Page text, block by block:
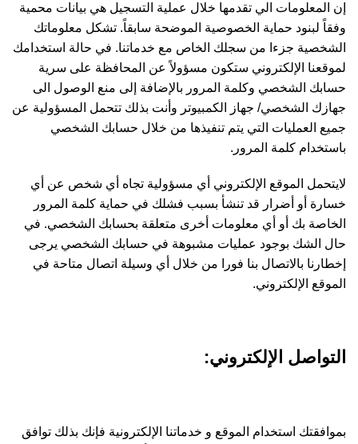
إن المعلومات الي تقدمها خلال عملية التسجيل هي بيانات محمية
وفقاً لبنود حماية الخصوصية الموضحة سابقاً. تشكل معلوماتك
الشخصية جزءا من سجلك الخاص مع خدماتنا. في حالة استخدامك
لموقعنا الإلكتروني ستكون مسؤولاً عن المحافظة على سرية
حسابك الشخصي وكلمة المرور بالإضافة إلى منع الوصول الى
جهازك الشخصي/ جهاز الكمبيوتر وأنت بذلك تتحمل المسؤولية عن
جميع العمليات التي يتم تنفيذها من خلال حسابك الشخصي
باستخدام كلمة المرور.
لايتحمل الموقع الإلكتروني أي مسؤولية تجاه أي شخص عن أي
خسارة أو أضرار قد تنشأ بسبب فشلك في حماية كلمة المرور
الخاصة بك أو أي معلومات أخرى متعلقة بحسابك الشخصي. في
حال الشك بوجود عمليات مشبوهة في حسابك الشخصي يرجى
إخطارنا بالاتصال بنا فورا من خلال أي وسيلة اتصال متاحة في
الموقع الإلكتروني.
التواصل الإلكتروني:
بموافقتك استخدام الموقع و خدماتنا الإلكترونية فإنك بذلك توافق